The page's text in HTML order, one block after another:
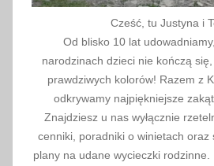
Cześć, tu Justyna i
Od blisko 10 lat
narodzinach dzieci nie kończą
prawdziwych kolorów! Razem z
odkrywamy najpiękniejsze
Znajdziesz u nas wyłącznie
cenniki, poradniki o winietach oraz
plany na udane wycieczki